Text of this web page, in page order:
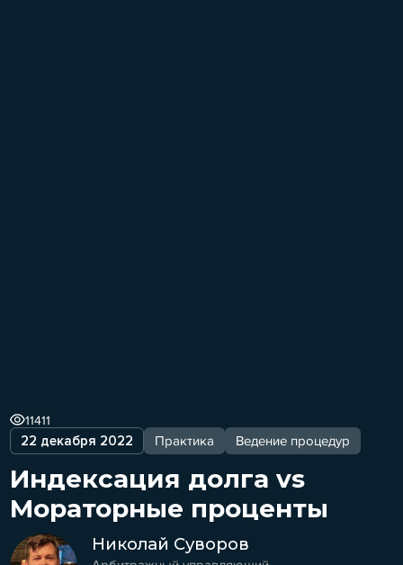
22 декабря 2022 Практика Ведение процедур
11411
Индексация долга vs
Мораторные проценты
Николай Суворов